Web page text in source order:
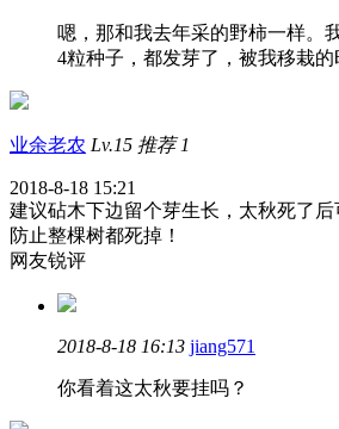
嗯，那和我去年采的野柿一样。
4粒种子，都发芽了，被我移栽的
业余老农 Lv.15 推荐 1
2018-8-18 15:21
建议砧木下边留个芽生长，太秋死了
防止整棵树都死掉！
网友锐评
2018-8-18 16:13 jiang571
你看着这太秋要挂吗？